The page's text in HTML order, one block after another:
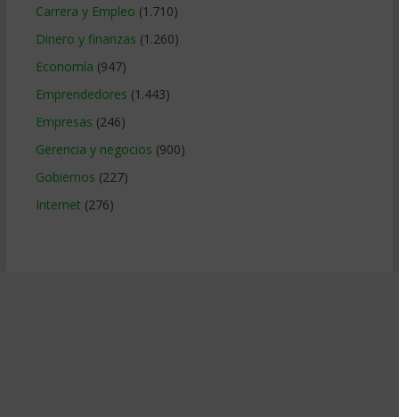
Carrera y Empleo (1.710)
Dinero y finanzas (1.260)
Economía (947)
Emprendedores (1.443)
Empresas (246)
Gerencia y negocios (900)
Gobiernos (227)
Internet (276)